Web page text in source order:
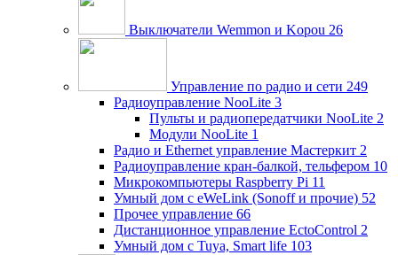
Выключатели Wemmon и Kopou 26
Управление по радио и сети 249
Радиоуправление NooLite 3
Пульты и радиопередатчики NooLite 2
Модули NooLite 1
Радио и Ethernet управление Мастеркит 2
Радиоуправление кран-балкой, тельфером 10
Микрокомпьютеры Raspberry Pi 11
Умный дом c eWeLink (Sonoff и прочие) 52
Прочее управление 66
Дистанционное управление EctoControl 2
Умный дом с Tuya, Smart life 103